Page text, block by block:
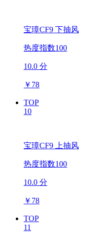
宝璋CF9 下抽风
热度指数100
10.0 分
￥ 78
TOP
10
宝璋CF9 上抽风
热度指数100
10.0 分
￥ 78
TOP
11